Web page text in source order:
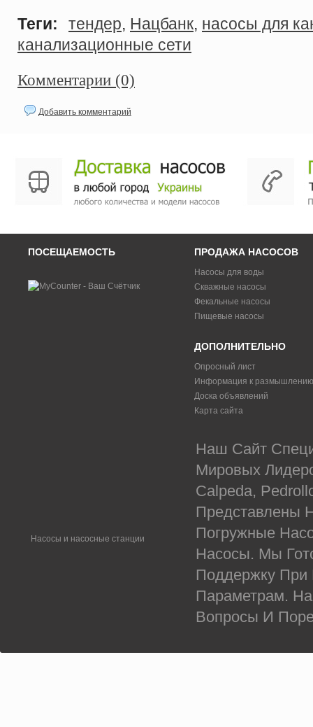
Теги: тендер, Нацбанк, насосы для
канализационные сети
Комментарии (0)
Добавить комментарий
ПОСЕЩАЕМОСТЬ ПРОДАЖА НАСОСОВ
Насосы для воды
Скважные насосы
Фекальные насосы
Пищевые насосы
ДОПОЛНИТЕЛЬНО
Опросный лист
Информация к размышлению
Доска объявлений
Карта сайта
Насосы и насосные станции
Наш Сайт
Мировых
Calpeda,
Представлены
Погружные
Насосы. Мы
Поддержку
Параметрам.
Вопросы И